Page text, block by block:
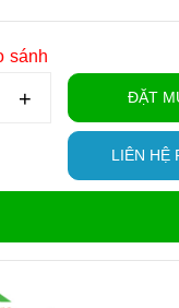
sánh
+ ĐẶT
LIÊN HỆ